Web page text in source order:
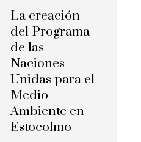
La creación
del Programa
de las
Naciones
Unidas para el
Medio
Ambiente en
Estocolmo